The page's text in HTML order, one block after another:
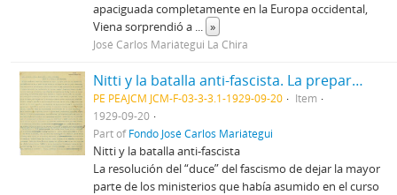
apaciguada completamente en la Europa occidental,
Viena sorprendió a ... »
José Carlos Mariátegui La Chira
Nitti y la batalla anti-fascista. La preparación sentimental del lector ante el conflicto.
PE PEAJCM JCM-F-03-3-3.1-1929-09-20
Item
1929-09-20
Part ofFondo José Carlos Mariátegui
Nitti y la batalla anti-fascista
La resolución del “duce” del fascismo de dejar la mayor
parte de los ministerios que había asumido en el curso